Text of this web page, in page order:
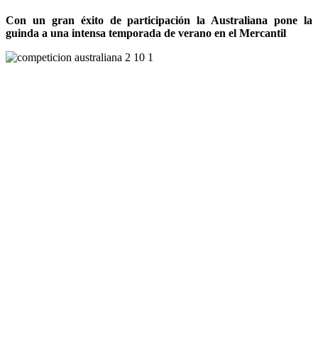
Con un gran éxito de participación la Australiana pone la
guinda a una intensa temporada de verano en el Mercantil